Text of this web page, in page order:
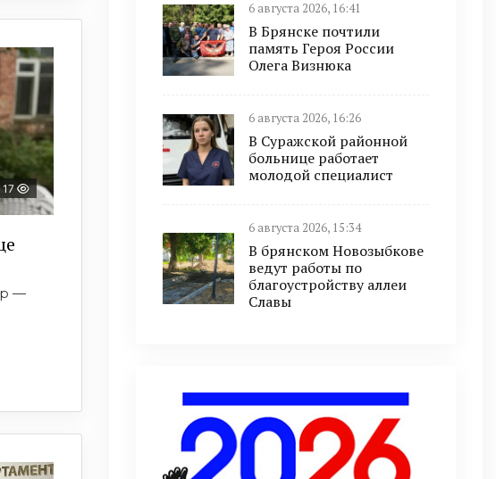
17
—
6 августа 2026, 16:41
В Брянске почтили
память Героя России
Олега Визнюка
6 августа 2026, 16:26
В Суражской районной
больнице работает
молодой специалист
6 августа 2026, 15:34
В брянском Новозыбкове
ведут работы по
благоустройству аллеи
Славы